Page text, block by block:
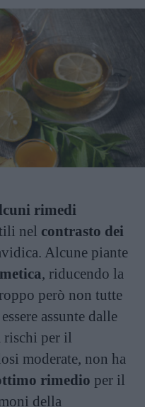
rimedi
nel contrasto dei
Alcune piante
, riducendo la
però non tutte
assunte dalle
rischi per il
moderate, non ha
rimedio per il
della